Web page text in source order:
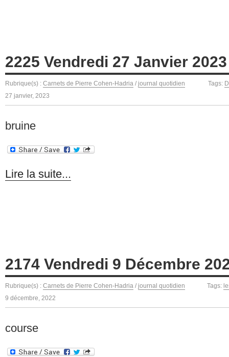
2225 Vendredi 27 Janvier 2023
Rubrique(s) : Carnets de Pierre Cohen-Hadria / journal quotidien Tags:
27 janvier, 2023
bruine
Lire la suite...
2174 Vendredi 9 Décembre
Rubrique(s) : Carnets de Pierre Cohen-Hadria / journal quotidien Tags:
9 décembre, 2022
course